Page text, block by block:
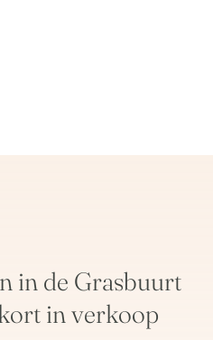
in de Grasbuurt
in verkoop